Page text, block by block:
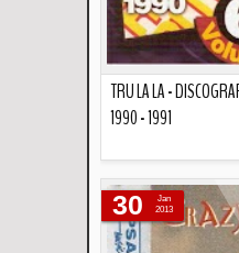
TRU LA LA -
1990 - 1991
30
Jan
2013